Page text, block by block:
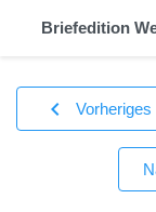
Briefedition
chevron_left